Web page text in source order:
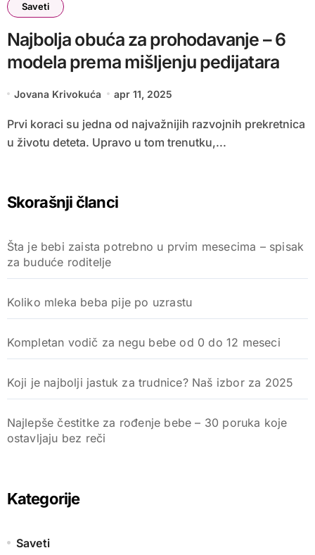
Saveti
Najbolja obuća za prohodavanje – 6
modela prema mišljenju pedijatara
Jovana Krivokuća apr 11, 2025
Prvi koraci su jedna od najvažnijih razvojnih prekretnica
u životu deteta. Upravo u tom trenutku,...
Skorašnji članci
Šta je bebi zaista potrebno u prvim mesecima – spisak
za buduće roditelje
Koliko mleka beba pije po uzrastu
Kompletan vodič za negu bebe od 0 do 12 meseci
Koji je najbolji jastuk za trudnice? Naš izbor za 2025
Najlepše čestitke za rođenje bebe – 30 poruka koje
ostavljaju bez reči
Kategorije
Saveti